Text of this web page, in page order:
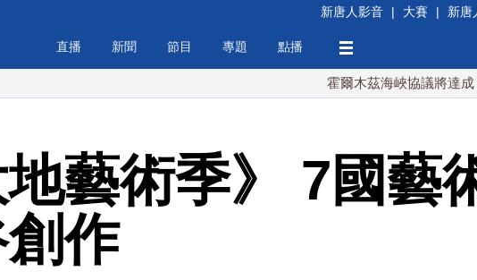
新唐人影音 | 大賽 | 新唐
直播 新聞 節目 專題 點播
霍爾木茲海峽協議將達成？伊朗傳不
地藝術季》 7國藝
作